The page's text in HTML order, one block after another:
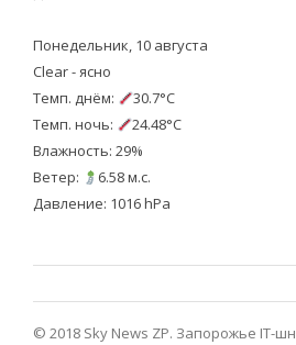
Понедельник, 10 августа
Clear - ясно
Темп. днём:
30.7°C
Темп. ночь:
24.48°C
Влажность: 29%
Ветер:
6.58 м.с.
Давление: 1016 hPa
© 2018 Sky News ZP. Запорожье IT-